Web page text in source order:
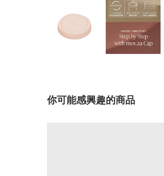
你可能感興趣的商品